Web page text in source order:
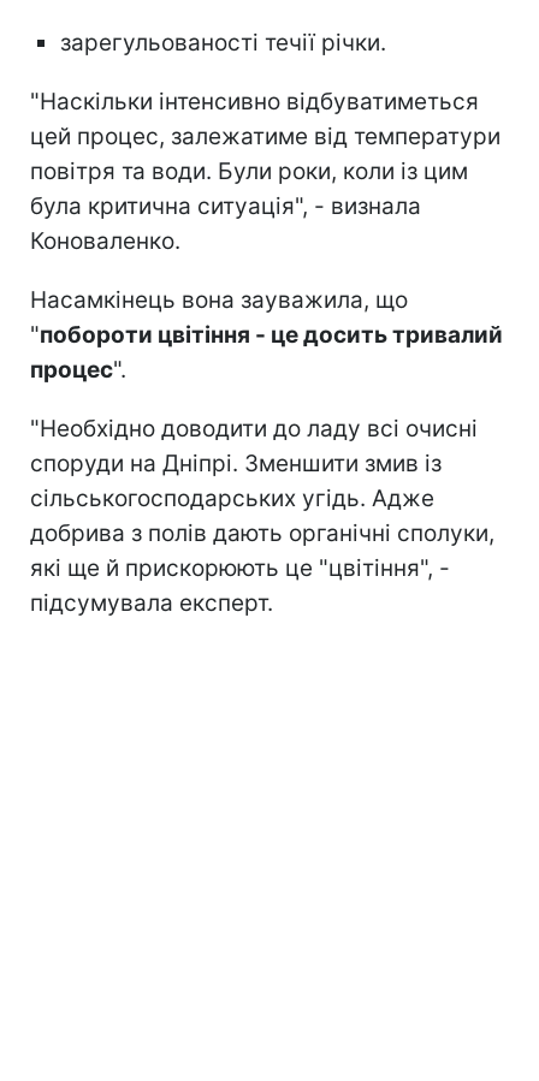
зарегульованості течії річки.
"Наскільки інтенсивно відбуватиметься
цей процес, залежатиме від температури
повітря та води. Були роки, коли із цим
була критична ситуація", - визнала
Коноваленко.
Насамкінець вона зауважила, що
"побороти цвітіння - це досить тривалий
процес".
"Необхідно доводити до ладу всі очисні
споруди на Дніпрі. Зменшити змив із
сільськогосподарських угідь. Адже
добрива з полів дають органічні сполуки,
які ще й прискорюють це "цвітіння", -
підсумувала експерт.